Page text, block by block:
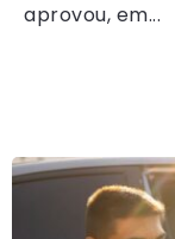
aprovou, em...